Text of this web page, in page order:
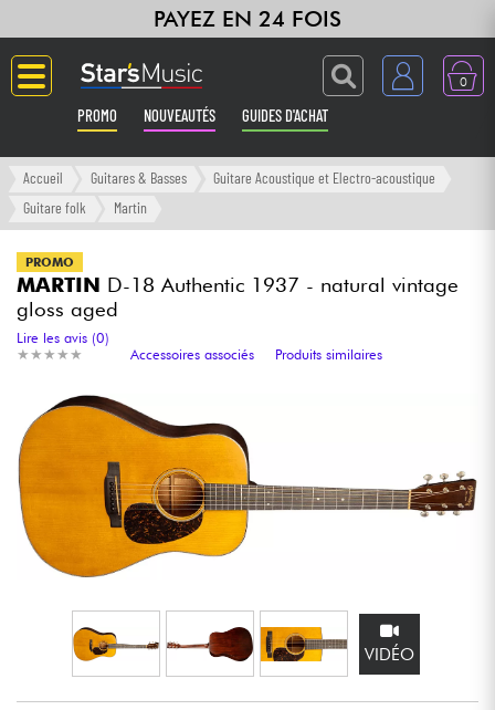
PAYEZ EN 24 FOIS
0
PROMO NOUVEAUTÉS GUIDES D'ACHAT
Langue
Amplis & Effets
Claviers & Pianos
Synthés & Sampleurs
Home Studio
Casques
Micros & HF
DJ
Accueil Guitares & Basses
Guitare Acoustique et Electro-acoustique
Guitare folk
Martin
PROMO
MARTIN D-18 Authentic 1937 - natural vintage
gloss aged
★ ★ ★ ★ ★
★ ★ ★ ★ ★
Lire les avis (0)
Accessoires associés
Produits similaires
VIDÉO